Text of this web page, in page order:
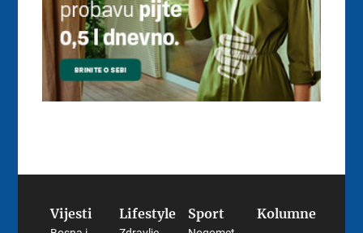
Vijesti Lifestyle Sport Kolumne